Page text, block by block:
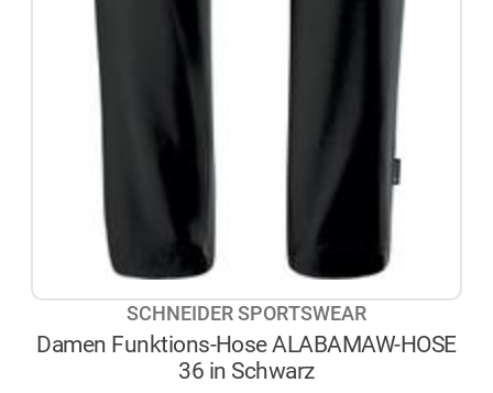
SCHNEIDER SPORTSWEAR
Damen Funktions-Hose ALABAMAW-HOSE
36 in Schwarz